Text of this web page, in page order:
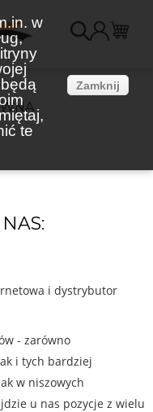
w
te
Zamknij
i dystrybutor
- zarówno
i tych bardziej
w niszowych
u nas pozycje z wielu